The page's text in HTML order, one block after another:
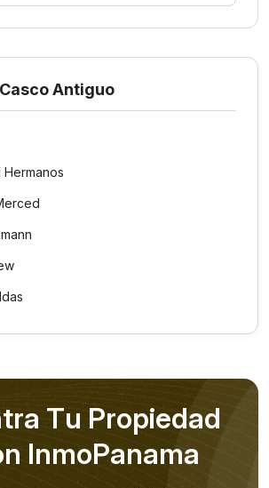
Antiguo
tra Tu Propiedad
n InmoPanama